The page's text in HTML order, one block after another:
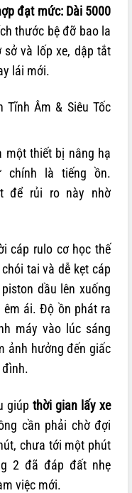
đạt mức: Dài 5000
thước bệ đỡ bao la
sở và lốp xe, dập tắt
lái mới.
Tĩnh Âm & Siêu Tốc
một thiết bị nâng hạ
chính là tiếng ồn.
để rủi ro này nhờ
cáp rulo cơ học thế
tai và dễ kẹt cáp
dầu lên xuống
ái. Độ ồn phát ra
máy vào lúc sáng
ảnh hưởng đến giấc
đình.
giúp thời gian lấy xe
cần phải chờ đợi
chưa tới một phút
2 đã đáp đất nhẹ
việc mới.